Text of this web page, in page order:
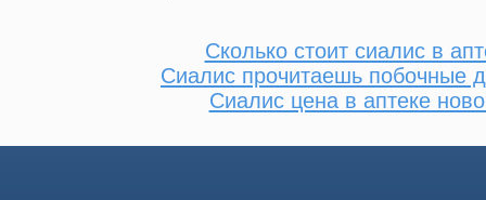
Сколько стоит сиалис в
Сиалис прочитаешь побочные
Сиалис цена в аптеке